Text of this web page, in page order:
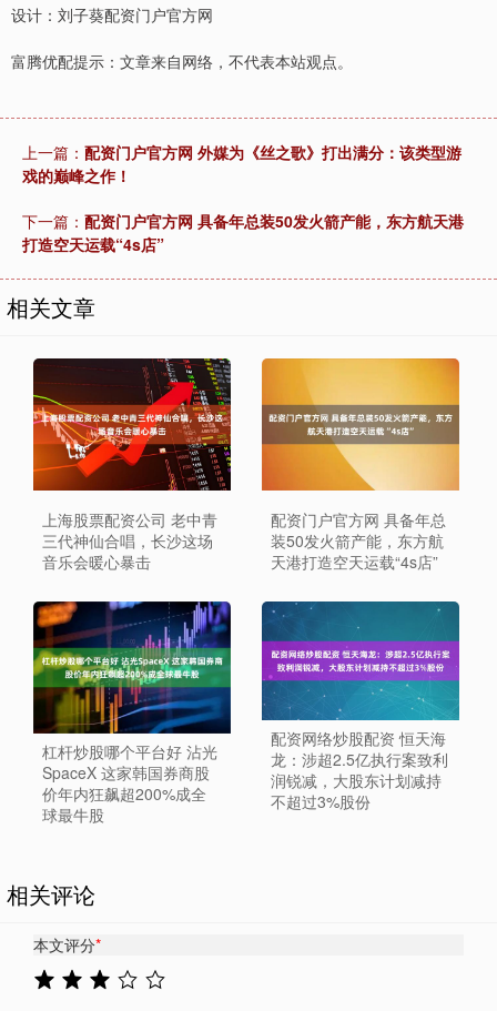
设计：刘子葵配资门户官方网
富腾优配提示：文章来自网络，不代表本站观点。
上一篇： 配资门户官方网 外媒为《丝之歌》打出满分：该类型游
戏的巅峰之作！
下一篇： 配资门户官方网 具备年总装50发火箭产能，东方航天港
打造空天运载“4s店”
相关文章
上海股票配资公司 老中青
三代神仙合唱，长沙这场
音乐会暖心暴击
配资门户官方网 具备年总
装50发火箭产能，东方航
天港打造空天运载“4s店”
杠杆炒股哪个平台好 沾光
SpaceX 这家韩国券商股
价年内狂飙超200%成全
球最牛股
配资网络炒股配资 恒天海
龙：涉超2.5亿执行案致利
润锐减，大股东计划减持
不超过3%股份
相关评论
本文评分*